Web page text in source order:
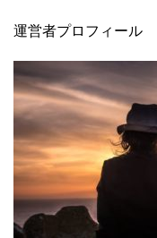
運営者プロフィール